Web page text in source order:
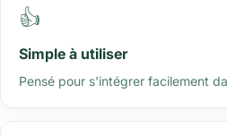
👍
Simple à utiliser
Pensé pour s'intégrer facilement